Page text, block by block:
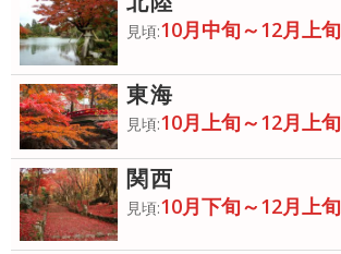
見頃:10月中旬～12月上旬
東海
見頃:10月上旬～12月上旬
関西
見頃:10月下旬～12月上旬